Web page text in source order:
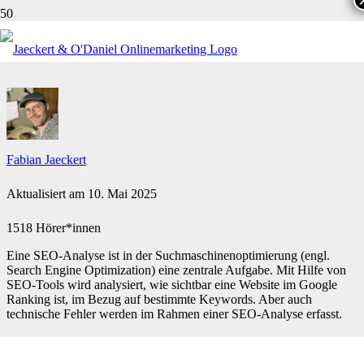
WAS IST EINE SEO-ANALYSE?
Fabian Jaeckert
Aktualisiert am 10. Mai 2025
1518 Hörer*innen
Eine SEO-Analyse ist in der Suchmaschinenoptimierung (engl.
Search Engine Optimization) eine zentrale Aufgabe. Mit Hilfe von
SEO-Tools wird analysiert, wie sichtbar eine Website im Google
Ranking ist, im Bezug auf bestimmte Keywords. Aber auch
technische Fehler werden im Rahmen einer SEO-Analyse erfasst.